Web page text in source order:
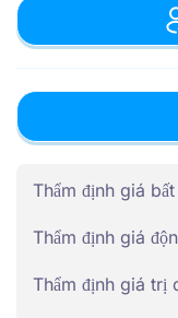
Thẩm định giá
Thẩm định giá
Thẩm định giá trị